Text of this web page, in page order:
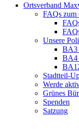
Ortsverband
FAQs zum
Unsere
BA3
BA4
Stadtteil-
Werde
Grünes
Spenden
Satzung